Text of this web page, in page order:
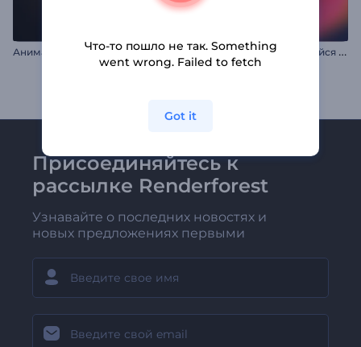
А
нимация лого: Пылающая сфера Р
етро-волновoй светящийся логотип
Присоединяйтесь к
рассылке Renderforest
Узнавайте о последних новостях и
новых предложениях первыми
Что-то пошло не так. Something
went wrong. Failed to fetch
Got it